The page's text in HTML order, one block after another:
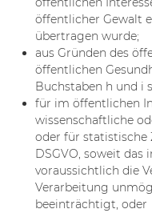
öffentlicher Gewalt
übertragen wurde;
aus Gründen des
öffentlichen
Buchstaben h und i
für im öffentlichen
wissenschaftliche
oder für statistische
DSGVO, soweit das
voraussichtlich die
Verarbeitung
beeinträchtigt, oder